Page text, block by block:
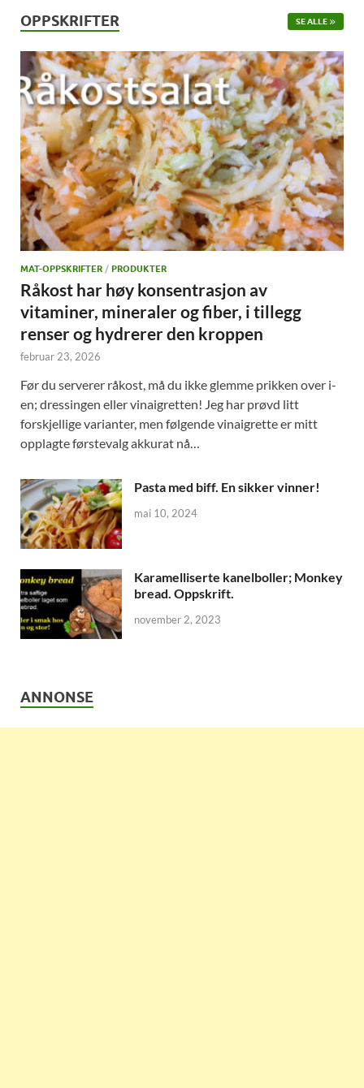
OPPSKRIFTER SE ALLE
MAT-OPPSKRIFTER / PRODUKTER
Råkost har høy konsentrasjon av
vitaminer, mineraler og fiber, i tillegg
renser og hydrerer den kroppen
februar 23, 2026
Før du serverer råkost, må du ikke glemme prikken over i-
en; dressingen eller vinaigretten! Jeg har prøvd litt
forskjellige varianter, men følgende vinaigrette er mitt
opplagte førstevalg akkurat nå…
Pasta med biff. En sikker vinner!
mai 10, 2024
Karamelliserte kanelboller; Monkey
bread. Oppskrift.
november 2, 2023
ANNONSE